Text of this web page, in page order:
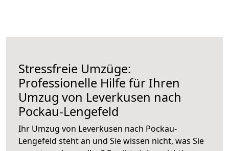
Stressfreie Umzüge:
Professionelle Hilfe für Ihren
Umzug von Leverkusen nach
Pockau-Lengefeld
Ihr Umzug von Leverkusen nach Pockau-
Lengefeld steht an und Sie wissen nicht, was Sie